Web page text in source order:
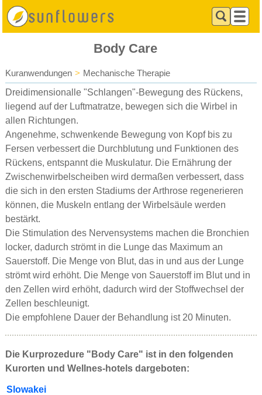
Body Care
Kuranwendungen > Mechanische Therapie
Dreidimensionalle "Schlangen"-Bewegung des Rückens,
liegend auf der Luftmatratze, bewegen sich die Wirbel in
allen Richtungen.
Angenehme, schwenkende Bewegung von Kopf bis zu
Fersen verbessert die Durchblutung und Funktionen des
Rückens, entspannt die Muskulatur. Die Ernährung der
Zwischenwirbelscheiben wird dermaßen verbessert, dass
die sich in den ersten Stadiums der Arthrose regenerieren
können, die Muskeln entlang der Wirbelsäule werden
bestärkt.
Die Stimulation des Nervensystems machen die Bronchien
locker, dadurch strömt in die Lunge das Maximum an
Sauerstoff. Die Menge von Blut, das in und aus der Lunge
strömt wird erhöht. Die Menge von Sauerstoff im Blut und in
den Zellen wird erhöht, dadurch wird der Stoffwechsel der
Zellen beschleunigt.
Die empfohlene Dauer der Behandlung ist 20 Minuten.
Die Kurprozedure "Body Care" ist in den folgenden
Kurorten und Wellnes-hotels dargeboten:
Slowakei